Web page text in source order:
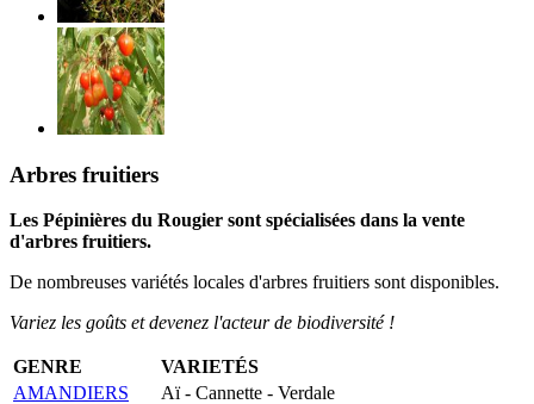
Arbres fruitiers
Les Pépinières du Rougier sont spécialisées dans la vente
d'arbres fruitiers.
De nombreuses variétés locales d'arbres fruitiers sont disponibles.
Variez les goûts et devenez l'acteur de biodiversité !
GENRE
VARIETÉS
AMANDIERS
Aï - Cannette - Verdale